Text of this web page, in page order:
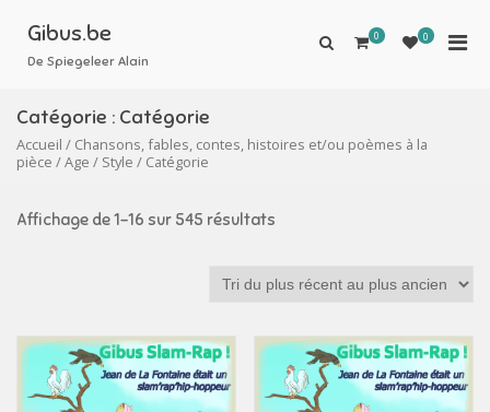
contenu
Gibus.be
De Spiegeleer Alain
Afficher0 0
Catégorie : Catégorie
Accueil / Chansons, fables, contes, histoires et/ou poèmes à la
pièce /Age / Style / Catégorie
Affichage de 1–16 sur 545 résultats